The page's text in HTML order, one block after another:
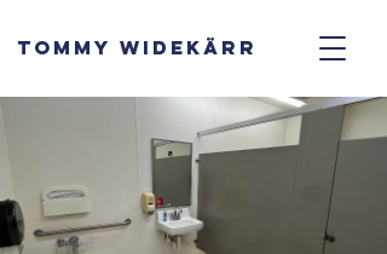
TOMMY WIDEKÄRR